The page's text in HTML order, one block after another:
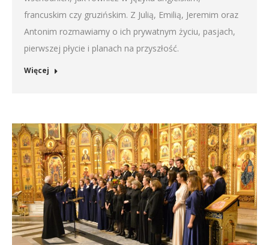
francuskim czy gruzińskim. Z Julią, Emilią, Jeremim oraz
Antonim rozmawiamy o ich prywatnym życiu, pasjach,
pierwszej płycie i planach na przyszłość.
Więcej